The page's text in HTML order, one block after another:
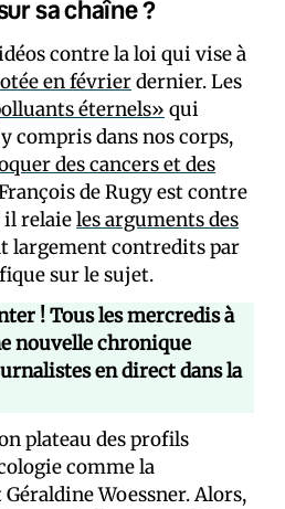
sa chaîne ?
contre la loi qui vise à
en févrierdernier. Les
éternels» qui
compris dans nos corps,
des cancers et des
de Rugy est contre
relaieles arguments des
largement contredits par
sur le sujet.
! Tous les mercredis à
nouvelle chronique
en direct dans la
plateau des profils
comme la
Woessner. Alors,